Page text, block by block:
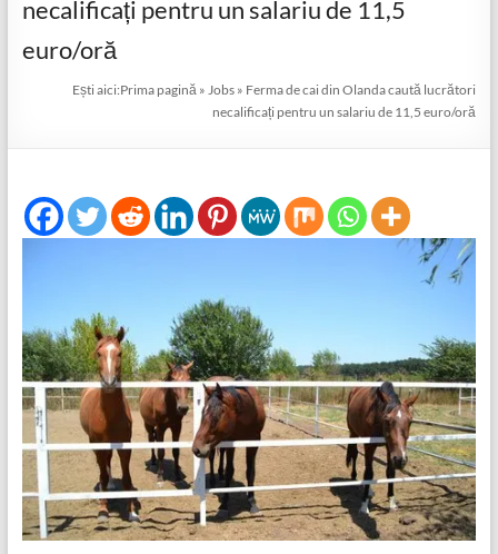
necalificați pentru un salariu de 11,5
euro/oră
Ești aici:Prima pagină »Jobs » Ferma de cai din Olanda caută lucrători
necalificați pentru un salariu de 11,5 euro/oră